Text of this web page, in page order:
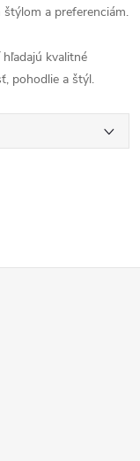
a preferenciám.
kvalitné
pohodlie a štýl.